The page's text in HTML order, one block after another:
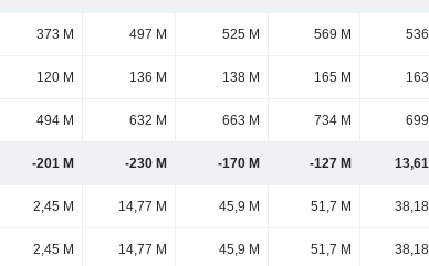
373 M 497 M 525 M 569 M
120 M 136 M 138 M 165 M
494 M 632 M 663 M 734 M
-201 M -230 M -170 M -127 M
2,45 M 14,77 M 45,9 M 51,7 M
2,45 M 14,77 M 45,9 M 51,7 M